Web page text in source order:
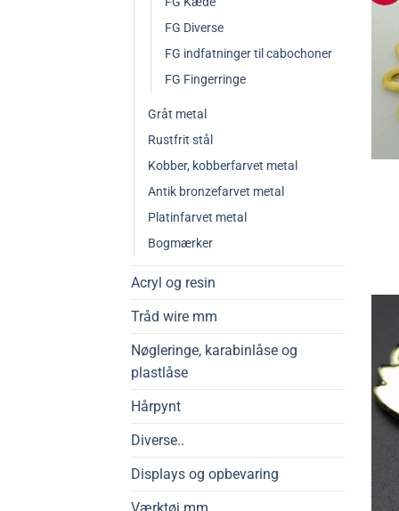
FG Diverse
FG indfatninger til cabochoner
FG Fingerringe
Gråt metal
Rustfrit stål
Kobber, kobberfarvet metal
Antik bronzefarvet metal
Platinfarvet metal
Bogmærker
Acryl og resin
Tråd wire mm
Nøgleringe, karabinlåse og
plastlåse
Hårpynt
Diverse..
Displays og opbevaring